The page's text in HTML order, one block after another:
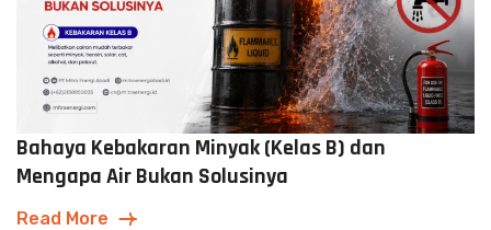
Bahaya Kebakaran Minyak (Kelas B) dan
Mengapa Air Bukan Solusinya
Read More